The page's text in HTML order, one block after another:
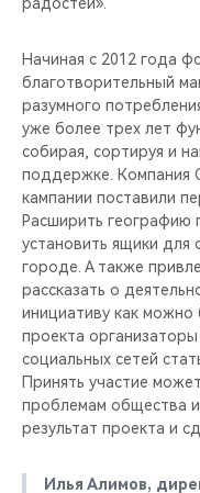
Начиная с 2012 года
благотворительный
разумного
уже более трех лет
собирая, сортируя и
поддержке. Компания
кампании поставили
Расширить географию
установить ящики для
городе. А также
рассказать о
инициативу как
проекта
социальных сетей
Принять участие
проблемам общества
результат проекта и
Илья Алимов,